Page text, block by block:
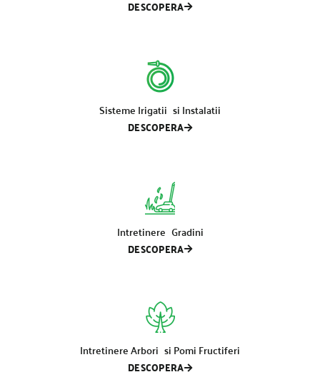
DESCOPERA
Sisteme Irigatii si Instalatii
DESCOPERA
Intretinere Gradini
DESCOPERA
Intretinere Arbori si Pomi Fructiferi
DESCOPERA